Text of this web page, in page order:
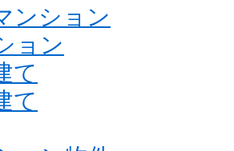
ンション
ョン
て
て